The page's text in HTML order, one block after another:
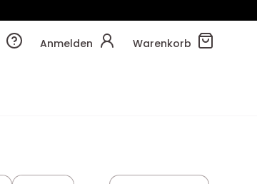
Anmelden Warenkorb